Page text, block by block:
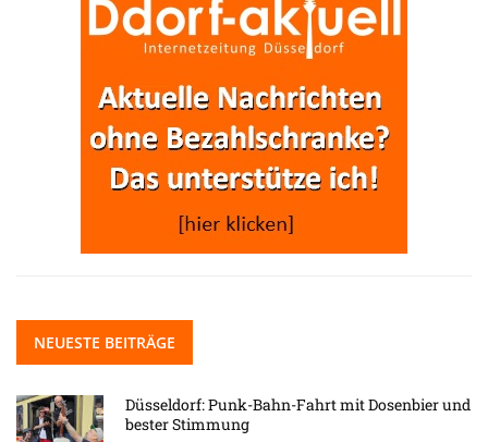
NEUESTE BEITRÄGE
Düsseldorf: Punk-Bahn-Fahrt mit Dosenbier und
bester Stimmung